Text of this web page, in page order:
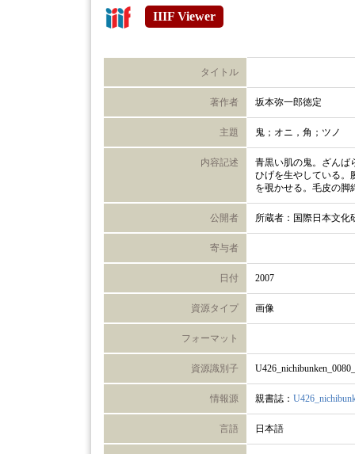
IIIF Viewer
タイトル
著作者 坂本弥一郎徳定
主題 鬼；オニ，角；ツノ
内容記述
青黒い肌の鬼。ざんば
ひげを生やしている。
を覗かせる。毛皮の脚
公開者 所蔵者：国際日本文化
寄与者
日付 2007
資源タイプ 画像
フォーマット
資源識別子
情報源 親書誌：
言語 日本語